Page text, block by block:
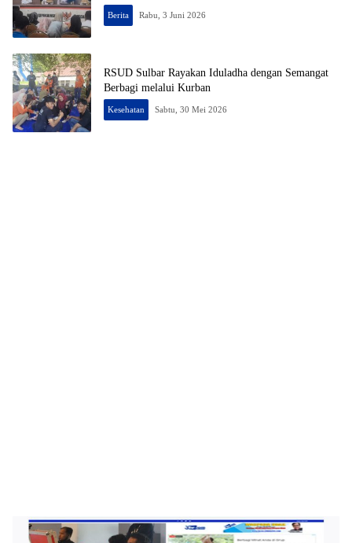
Berita Rabu, 3 Juni 2026
RSUD Sulbar Rayakan Iduladha dengan Semangat
Berbagi melalui Kurban
Kesehatan Sabtu, 30 Mei 2026